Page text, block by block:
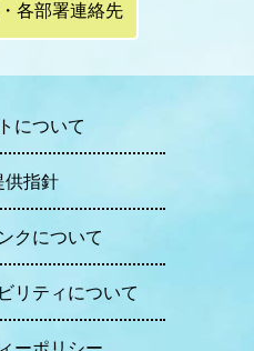
各部署連絡先
について
供指針
クについて
リティについて